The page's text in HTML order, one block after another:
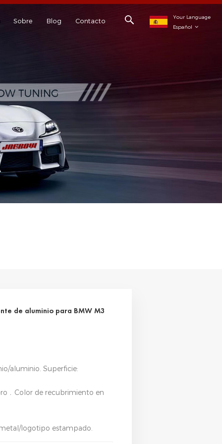
Your Language
Español
Sobre Blog Contacto
de aluminio para BMW M3
aluminio. Superficie:
de recubrimiento en
logotipo estampado.